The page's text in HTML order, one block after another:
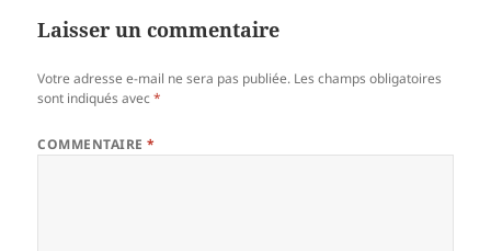
Laisser un commentaire
Votre adresse e-mail ne sera pas publiée. Les champs obligatoires
sont indiqués avec*
COMMENTAIRE*